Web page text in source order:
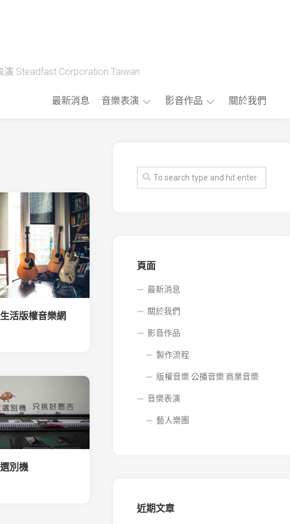
演 Steadfast Corporation Taiwan
最新消息 音樂表演 影音作品
程
商
音
關於我們
活版權音樂網
別機
頁面
最新消息
關於我們
影音作品
製作流程
版權音樂 公播音樂 商業音樂
音樂表演
藝人樂團
近期文章